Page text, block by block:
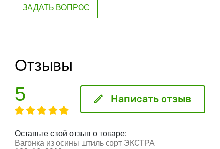
ЗАДАТЬ ВОПРОС
Отзывы
5 Написать отзыв
Оставьте свой отзыв о товаре:
Вагонка из осины штиль сорт ЭКСТРА